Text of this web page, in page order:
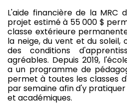
L'aide financière de la MRC
projet estimé à 55 000 $
classe extérieure
la neige, du vent et du soleil,
des conditions
agréables. Depuis 2019,
a un programme de
permet à toutes les classes
par semaine afin d'y
et académiques.